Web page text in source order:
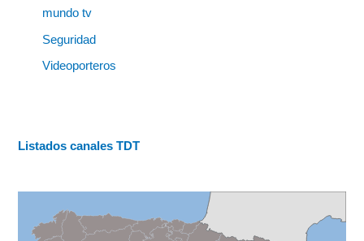
mundo tv
Seguridad
Videoporteros
Listados canales TDT